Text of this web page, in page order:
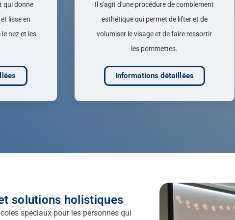
qui donne
lisse en
nez et les
Il s'agit d'une procédure de comblement
esthétique qui permet de lifter et de
volumiser le visage et de faire ressortir
les pommettes.
Informations détaillées
solutions holistiques
spéciaux pour les personnes qui